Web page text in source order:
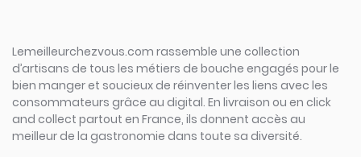
Lemeilleurchezvous.com rassemble une collection
d’artisans de tous les métiers de bouche engagés pour le
bien manger et soucieux de réinventer les liens avec les
consommateurs grâce au digital. En livraison ou en click
and collect partout en France, ils donnent accès au
meilleur de la gastronomie dans toute sa diversité.